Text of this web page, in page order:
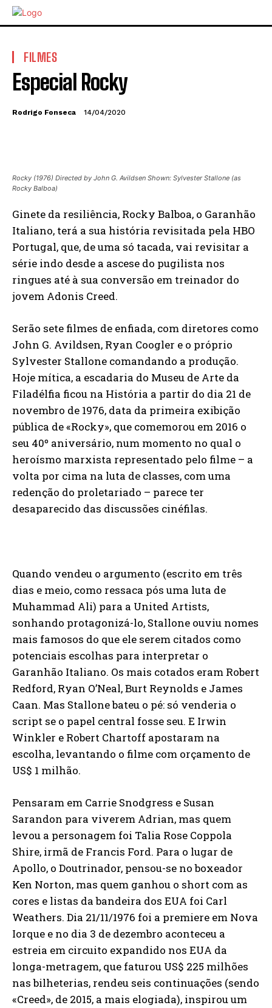
FILMES
Especial Rocky
Rodrigo Fonseca 14/04/2020
Rocky (1976) Directed by John G. Avildsen Shown: Sylvester Stallone (as
Rocky Balboa)
Ginete da resiliência, Rocky Balboa, o Garanhão
Italiano, terá a sua história revisitada pela HBO
Portugal, que, de uma só tacada, vai revisitar a
série indo desde a ascese do pugilista nos
ringues até à sua conversão em treinador do
jovem Adonis Creed.
Serão sete filmes de enfiada, com diretores como
John G. Avildsen, Ryan Coogler e o próprio
Sylvester Stallone comandando a produção.
Hoje mítica, a escadaria do Museu de Arte da
Filadélfia ficou na História a partir do dia 21 de
novembro de 1976, data da primeira exibição
pública de «Rocky», que comemorou em 2016 o
seu 40º aniversário, num momento no qual o
heroísmo marxista representado pelo filme – a
volta por cima na luta de classes, com uma
redenção do proletariado – parece ter
desaparecido das discussões cinéfilas.
Quando vendeu o argumento (escrito em três
dias e meio, como ressaca pós uma luta de
Muhammad Ali) para a United Artists,
sonhando protagonizá-lo, Stallone ouviu nomes
mais famosos do que ele serem citados como
potenciais escolhas para interpretar o
Garanhão Italiano. Os mais cotados eram Robert
Redford, Ryan O’Neal, Burt Reynolds e James
Caan. Mas Stallone bateu o pé: só venderia o
script se o papel central fosse seu. E Irwin
Winkler e Robert Chartoff apostaram na
escolha, levantando o filme com orçamento de
US$ 1 milhão.
Pensaram em Carrie Snodgress e Susan
Sarandon para viverem Adrian, mas quem
levou a personagem foi Talia Rose Coppola
Shire, irmã de Francis Ford. Para o lugar de
Apollo, o Doutrinador, pensou-se no boxeador
Ken Norton, mas quem ganhou o short com as
cores e listas da bandeira dos EUA foi Carl
Weathers. Dia 21/11/1976 foi a premiere em Nova
Iorque e no dia 3 de dezembro aconteceu a
estreia em circuito expandido nos EUA da
longa-metragem, que faturou US$ 225 milhões
nas bilheterias, rendeu seis continuações (sendo
«Creed», de 2015, a mais elogiada), inspirou um